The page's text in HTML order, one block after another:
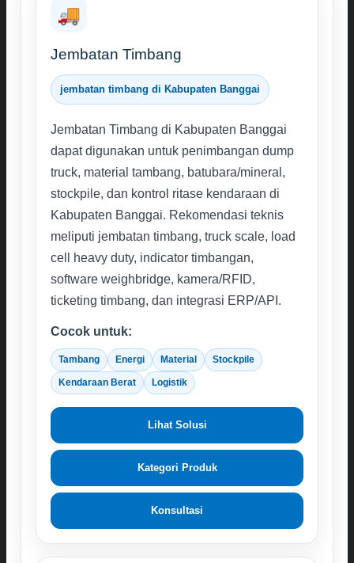
🚚
Jembatan Timbang
jembatan timbang di Kabupaten Banggai
Jembatan Timbang di Kabupaten Banggai
dapat digunakan untuk penimbangan dump
truck, material tambang, batubara/mineral,
stockpile, dan kontrol ritase kendaraan di
Kabupaten Banggai. Rekomendasi teknis
meliputi jembatan timbang, truck scale, load
cell heavy duty, indicator timbangan,
software weighbridge, kamera/RFID,
ticketing timbang, dan integrasi ERP/API.
Cocok untuk:
Tambang Energi Material Stockpile
Kendaraan Berat Logistik
Lihat Solusi
Kategori Produk
Konsultasi